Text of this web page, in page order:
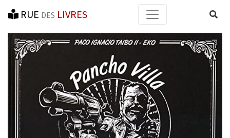
RUE DES LIVRES